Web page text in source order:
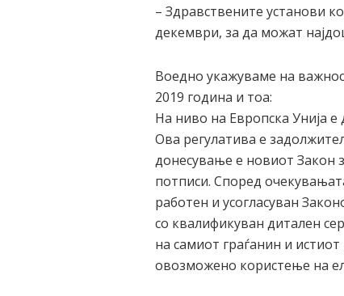
– Здравствените установи
декември, за да можат
Воедно укажуваме на
2019 година и тоа:
На ниво на Европска Унија е
Ова регулатива е
донесување е новиот Закон
потписи. Според
работен и усогласуван
со квалификуван дитален
на самиот граѓанин и
овозможено користење на